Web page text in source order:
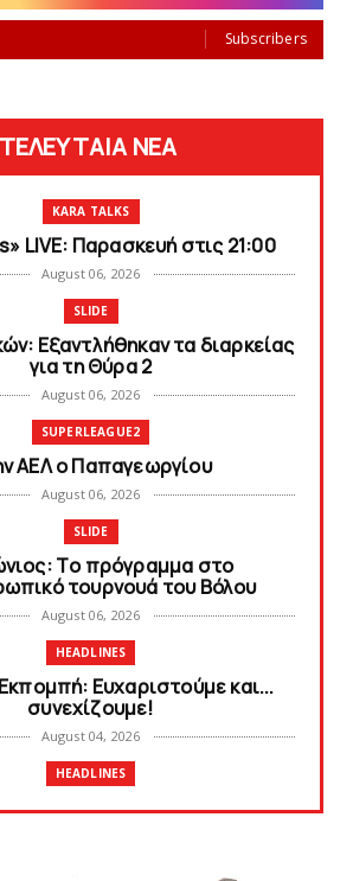
Subscribers
ΤΕΛΕΥΤΑΙΑ ΝΕΑ
KARA TALKS
LIVE: Παρασκευή στις 21:00
August 06, 2026
SLIDE
Εξαντλήθηκαν τα διαρκείας
για τη Θύρα 2
August 06, 2026
SUPERLEAGUE2
AEΛ ο Παπαγεωργίου
August 06, 2026
SLIDE
Tο πρόγραμμα στο
τουρνουά του Bόλου
August 06, 2026
HEADLINES
Eυχαριστούμε και...
συνεχίζουμε!
August 04, 2026
HEADLINES
τον χαμό του Γιώργου